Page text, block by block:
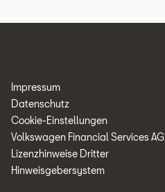
Impressum
Datenschutz
Cookie-Einstellungen
Volkswagen Financial Services AG
Lizenzhinweise Dritter
Hinweisgebersystem